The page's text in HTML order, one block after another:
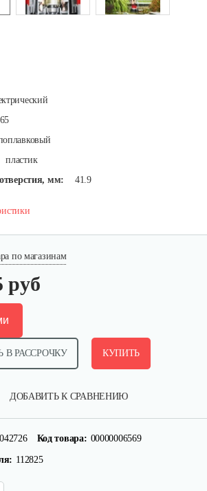
пластик
мм:
41.9
руб
по магазинам
ДОБАВИТЬ К СРАВНЕНИЮ
В РАССРОЧКУ КУПИТЬ
Код товара: 00000006569
112825
Насос погружной AL-KO Sub 6500 Classic
167 руб